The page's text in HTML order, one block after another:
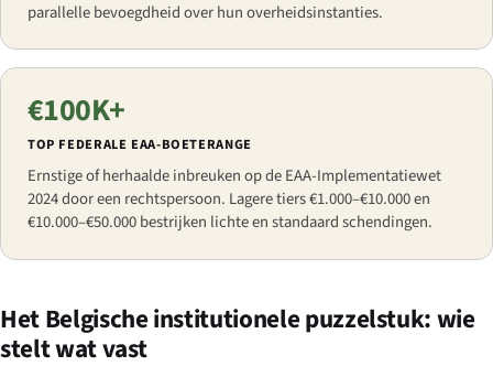
parallelle bevoegdheid over hun overheidsinstanties.
€100K+
TOP FEDERALE EAA-BOETERANGE
Ernstige of herhaalde inbreuken op de EAA-Implementatiewet
2024 door een rechtspersoon. Lagere tiers €1.000–€10.000 en
€10.000–€50.000 bestrijken lichte en standaard schendingen.
Het Belgische institutionele puzzelstuk: wie
stelt wat vast